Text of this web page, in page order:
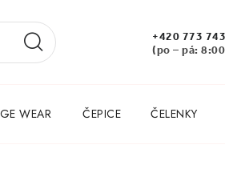
+420 773
(po – pá:
WEAR ČEPICE ČELENKY